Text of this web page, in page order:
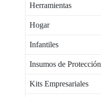
Herramientas
Hogar
Infantiles
Insumos de Protección
Kits Empresariales